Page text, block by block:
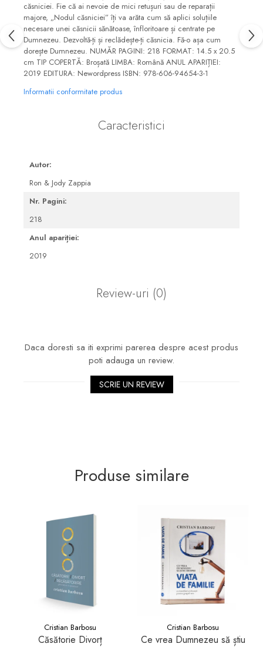
căsniciei. Fie că ai nevoie de mici retușuri sau de reparații
majore, „Nodul căsniciei” îți va arăta cum să aplici soluțiile
necesare unei căsnicii sănătoase, înfloritoare și centrate pe
Dumnezeu. Dezvoltă-ți și reclădește-ți căsnicia. Fă-o așa cum
dorește Dumnezeu. NUMĂR PAGINI: 218 FORMAT: 14.5 x 20.5
cm TIP COPERTĂ: Broșată LIMBA: Română ANUL APARIȚIEI:
2019 EDITURA: Newordpress ISBN: 978-606-94654-3-1
Informatii conformitate produs
Caracteristici
Autor:
Ron & Jody Zappia
Nr. Pagini:
218
Anul apariției:
2019
Review-uri (0)
Daca doresti sa iti exprimi parerea despre acest produs
poti adauga un review.
SCRIE UN REVIEW
Produse similare
Cristian Barbosu
Căsătorie Divorț
Cristian Barbosu
Ce vrea Dumnezeu să știu